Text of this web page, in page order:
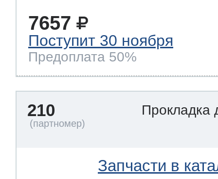
7657
Поступит 30 ноября
Предоплата 50%
210 Прокладка
Запчасти в